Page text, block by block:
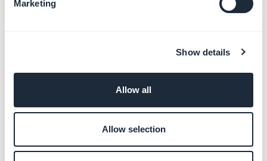
Marketing
Show details
Allow all
Allow selection
Gérer votre facturation et
Gérer les accès et les
comptes de l'équipe